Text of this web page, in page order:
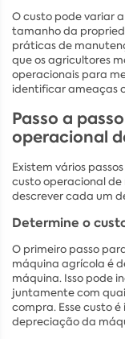
O custo pode variar
tamanho da
práticas de
que os agricultores
operacionais para
identificar ameaças
Passo a
operacional
Existem vários
custo operacional de
descrever cada um
Determine o
O primeiro passo
máquina agrícola é
máquina. Isso pode
juntamente com
compra. Esse custo
depreciação da